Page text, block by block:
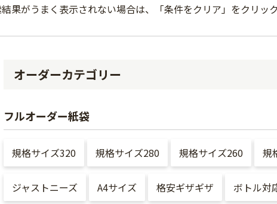
果がうまく表示されない場合は、「条件をクリア」をクリッ
オーダーカテゴリー
フルオーダー紙袋
規格サイズ320 規格サイズ280 規格サイズ260 規
ジャストニーズ A4サイズ 格安ギザギザ ボトル対